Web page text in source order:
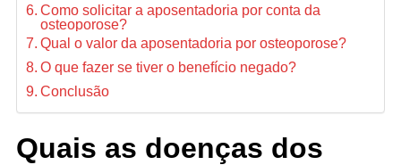
Como solicitar a aposentadoria por conta da
osteoporose?
Qual o valor da aposentadoria por osteoporose?
O que fazer se tiver o benefício negado?
Conclusão
Quais as doenças dos